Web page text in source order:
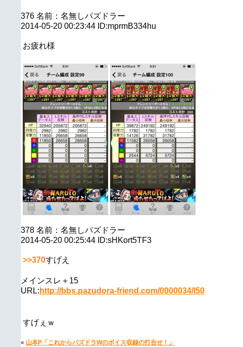
376 名前： 名無しパズドラー
2014-05-20 00:23:44 ID:mprmB334hu
お疲れ様
378 名前： 名無しパズドラー
2014-05-20 00:25:44 ID:sHKort5TF3
>>370すげえ
メインスレ＋15
URL: http://bbs.pazudora-friend.com/0000034/l50
すげぇｗ
« 山本P「これからパズドラWのボイス収録の打合せ！」